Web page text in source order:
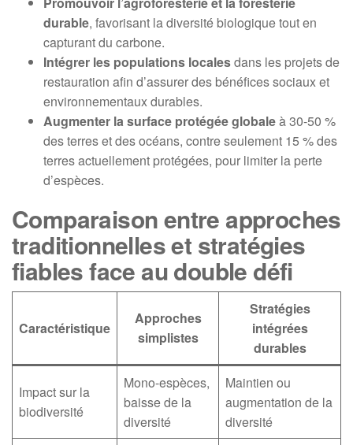
durable, favorisant la diversité biologique tout en
capturant du carbone.
Intégrer les populations localesdans les projets de
restauration afin d’assurer des bénéfices sociaux et
environnementaux durables.
Augmenter la surface protégée globaleà 30-50 %
des terres et des océans, contre seulement 15 % des
terres actuellement protégées, pour limiter la perte
d’espèces.
Comparaison entre approches
traditionnelles et stratégies
fiables face au double défi
Caractéristique
Approches
simplistes
Stratégies
intégrées
durables
Impact sur la
biodiversité
Mono-espèces,
baisse de la
diversité
Maintien ou
augmentation de la
diversité